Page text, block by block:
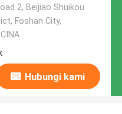
2, Beijiao Shuikou
Foshan City,
Hubungi kami